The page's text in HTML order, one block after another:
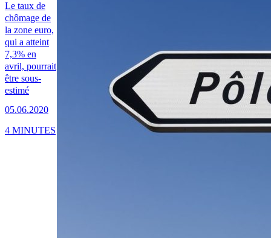
Le taux de
chômage de
la zone euro,
qui a atteint
7,3% en
avril, pourrait
être sous-
estimé
05.06.2020
4 MINUTES